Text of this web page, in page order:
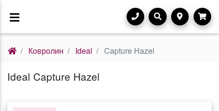
Ковролин Ideal Capture Hazel
Ideal Capture Hazel